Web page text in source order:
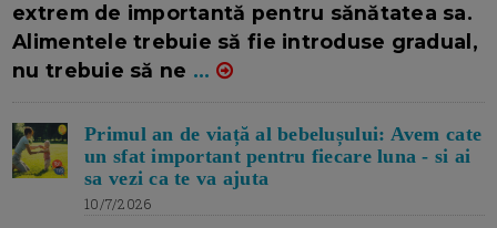
extrem de importantă pentru sănătatea sa.
Alimentele trebuie să fie introduse gradual,
nu trebuie să ne ...
Primul an de viață al bebelușului: Avem cate
un sfat important pentru fiecare luna - si ai
sa vezi ca te va ajuta
10/7/2026